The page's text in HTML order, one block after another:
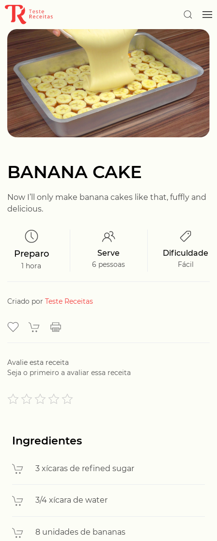
BANANA CAKE
Now I’ll only make banana cakes like that, fuffly and
delicious.
Preparo
1 hora
Serve
6 pessoas
Dificuldade
Fácil
Criado por Teste Receitas
Avalie esta receita
Seja o primeiro a avaliar essa receita
Ingredientes
3 xícaras de refined sugar
3/4 xícara de water
8 unidades de bananas